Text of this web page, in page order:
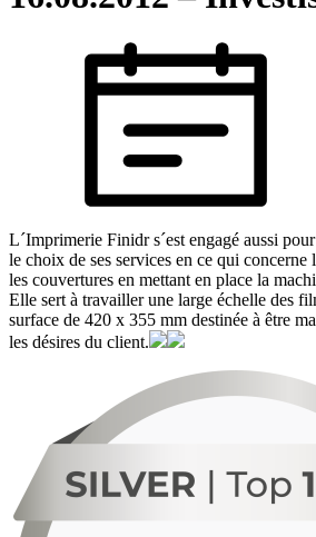
L´Imprimerie Finidr s´est engagé aussi
le choix de ses services en ce qui concerne
les couvertures en mettant en place la
Elle sert à travailler une large échelle des
surface de 420 x 355 mm destinée à être
les désires du client.